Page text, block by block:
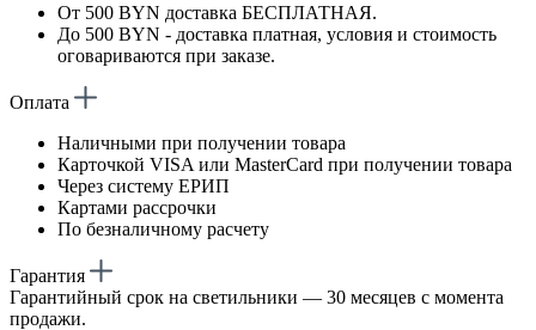
От 500 BYN доставка БЕСПЛАТНАЯ.
До 500 BYN - доставка платная, условия и стоимость
оговариваются при заказе.
Оплата
Наличными при получении товара
Карточкой VISA или MasterCard при получении товара
Через систему ЕРИП
Картами рассрочки
По безналичному расчету
Гарантия
Гарантийный срок на светильники — 30 месяцев с момента
продажи.